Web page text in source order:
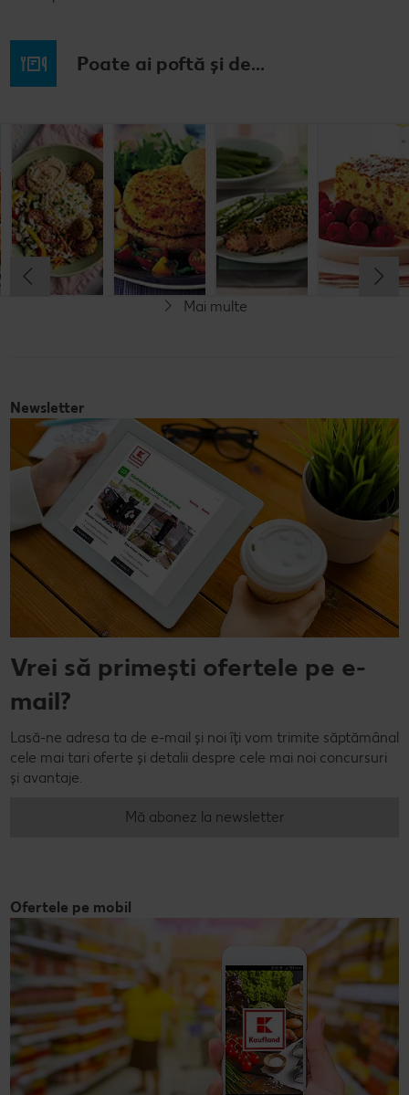
Poate ai poftă și de...
Prăjitură de
mere
nemțească
Cel mult 60 minute
Simplu
Chifteluțe cu
piure de
cartofi și
chives
Cel mult 60 minute
Simplu
Cel mult 60 minute
Simplu
crustă de
pesto
Cel mult 60 minute
Mai multe
Newsletter
Vrei să primești ofertele pe e-
mail?
Lasă-ne adresa ta de e-mail și noi îți vom trimite săptămânal
cele mai tari oferte și detalii despre cele mai noi concursuri
și avantaje.
Mă abonez la newsletter
Ofertele pe mobil